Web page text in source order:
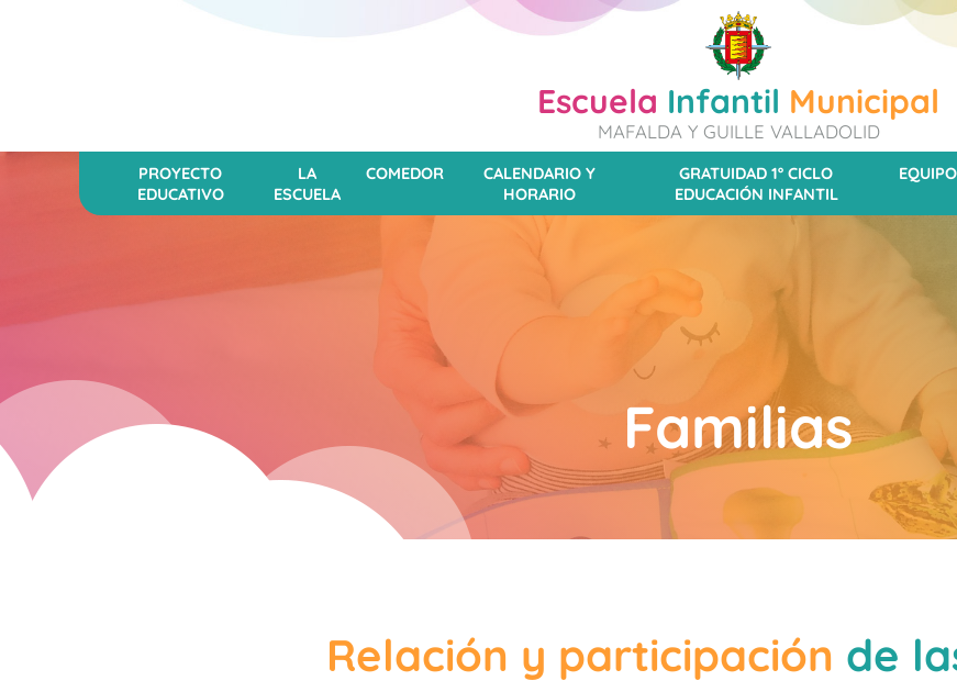
Escuela Infantil Municipal
MAFALDA Y GUILLE VALLADOLID
PROYECTO
EDUCATIVO
LA
ESCUELA
COMEDOR
CALENDARIO Y
HORARIO
GRATUIDAD 1º CICLO
EDUCACIÓN INFANTIL
EQUIPO
Familias
Relación y participación de